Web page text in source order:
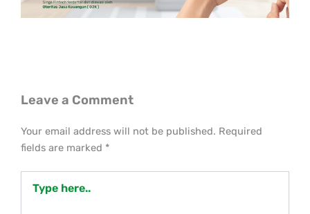
Leave a Comment
Your email address will not be published. Required
fields are marked *
here..